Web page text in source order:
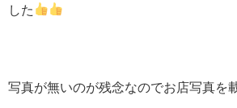
した
写真が無いのが残念なのでお店写真を